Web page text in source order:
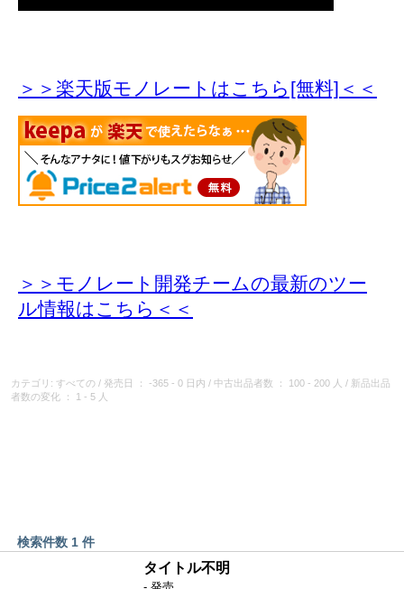
＞＞楽天版モノレートはこちら[無料]＜＜
＞＞モノレート開発チームの最新のツー
ル情報はこちら＜＜
カテゴリ: すべての / 発売日 ： -365 - 0 日内 / 中古出品者数 ： 100 - 200 人 / 新品出品
者数の変化
： 1 - 5 人
検索件数 1 件
タイトル不明